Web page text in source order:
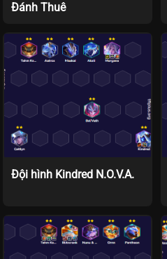
Đánh Thuê
Đội hình Kindred N.O.V.A.